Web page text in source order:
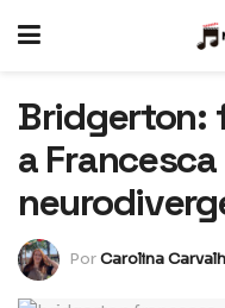
Bridgerton:
a Francesca
PorCarolina